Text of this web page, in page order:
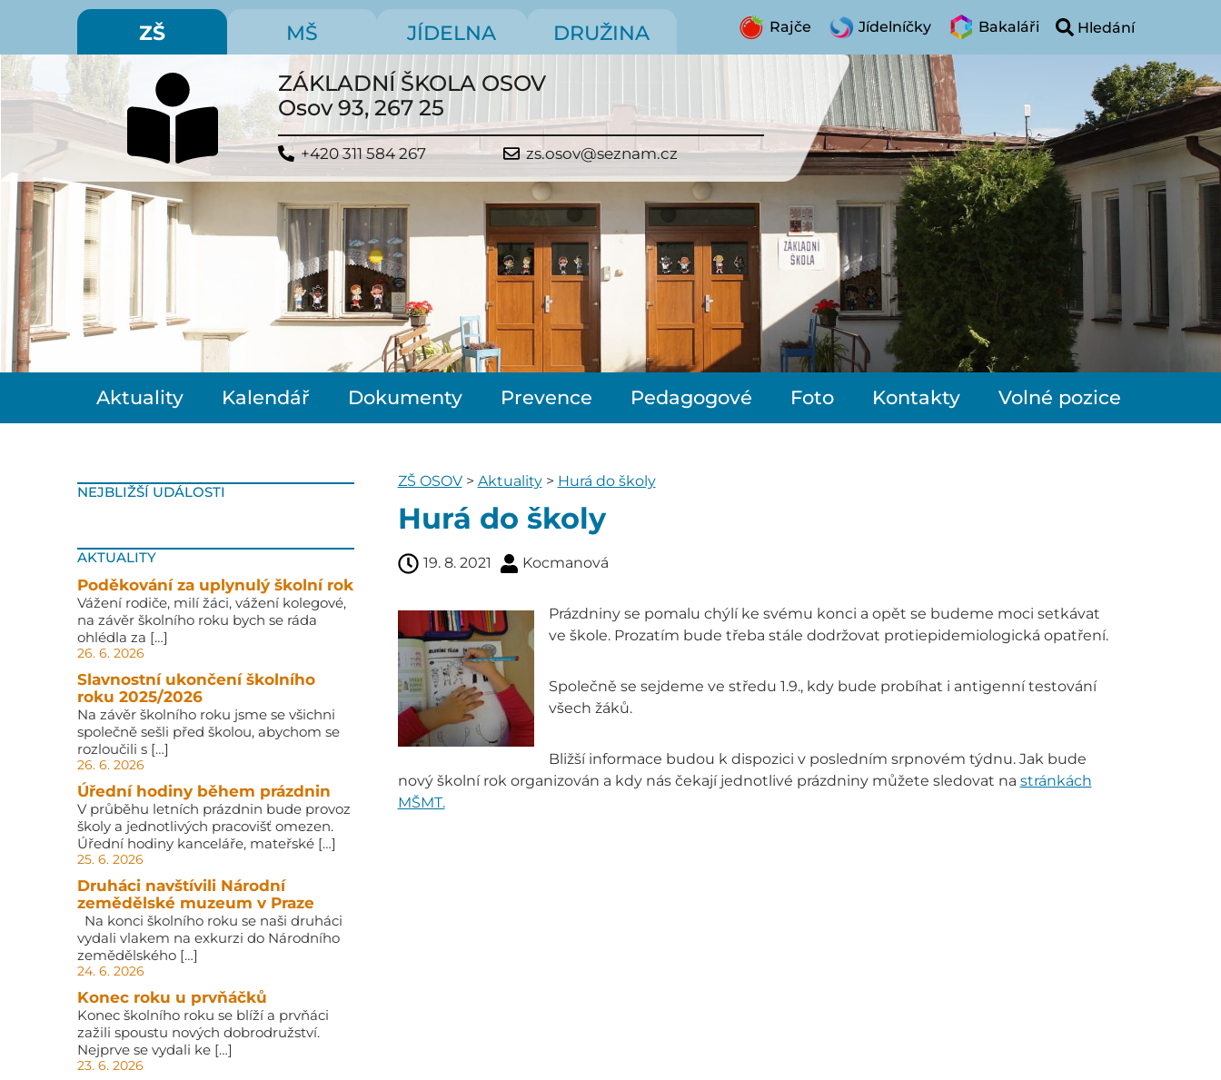
ZŠ MŠ JÍDELNA DRUŽINA Rajče Jídelníčky Bakaláři
ZÁKLADNÍ ŠKOLA OSOV
Osov 93, 267 25
+420 311 584 267 zs.osov@seznam.cz
Aktuality Kalendář Dokumenty Prevence Pedagogové Foto Kontakty Volné pozice
NEJBLIŽŠÍ UDÁLOSTI
AKTUALITY
Poděkování za uplynulý školní rok
Vážení rodiče, milí žáci, vážení kolegové,
na závěr školního roku bych se ráda
ohlédla za […]
26. 6. 2026
Slavnostní ukončení školního
roku 2025/2026
Na závěr školního roku jsme se všichni
společně sešli před školou, abychom se
rozloučili s […]
26. 6. 2026
Úřední hodiny během prázdnin
V průběhu letních prázdnin bude provoz
školy a jednotlivých pracovišť omezen.
Úřední hodiny kanceláře, mateřské […]
25. 6. 2026
Druháci navštívili Národní
zemědělské muzeum v Praze
Na konci školního roku se naši druháci
vydali vlakem na exkurzi do Národního
zemědělského […]
24. 6. 2026
Konec roku u prvňáčků
Konec školního roku se blíží a prvňáci
zažili spoustu nových dobrodružství.
Nejprve se vydali ke […]
23. 6. 2026
ZŠ OSOV> Aktuality> Hurá do školy
Hurá do školy
19. 8. 2021 Kocmanová
Prázdniny se pomalu chýlí ke svému konci a opět se budeme moci setkávat
ve škole. Prozatím bude třeba stále dodržovat protiepidemiologická opatření.
Společně se sejdeme ve středu 1.9., kdy bude probíhat i antigenní testování
všech žáků.
Bližší informace budou k dispozici v posledním srpnovém týdnu. Jak bude
nový školní rok organizován a kdy nás čekají jednotlivé prázdniny můžete sledovat na stránkách
MŠMT.